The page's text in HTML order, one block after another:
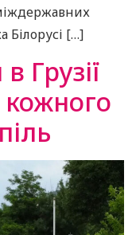
Білорусі […]
Грузії